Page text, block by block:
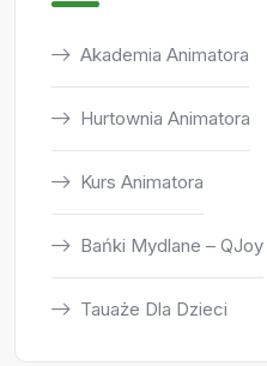
Akademia Animatora
Hurtownia Animatora
Kurs Animatora
Bańki Mydlane – QJoy
Tauaże Dla Dzieci